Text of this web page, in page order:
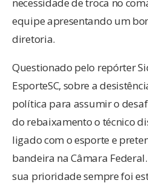
equipe apresentando um
diretoria.
Questionado pelo repórter
EsporteSC, sobre a
política para assumir o
do rebaixamento o técnico
ligado com o esporte e
bandeira na Câmara
sua prioridade sempre foi